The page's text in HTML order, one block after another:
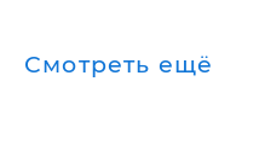
Смотреть ещё